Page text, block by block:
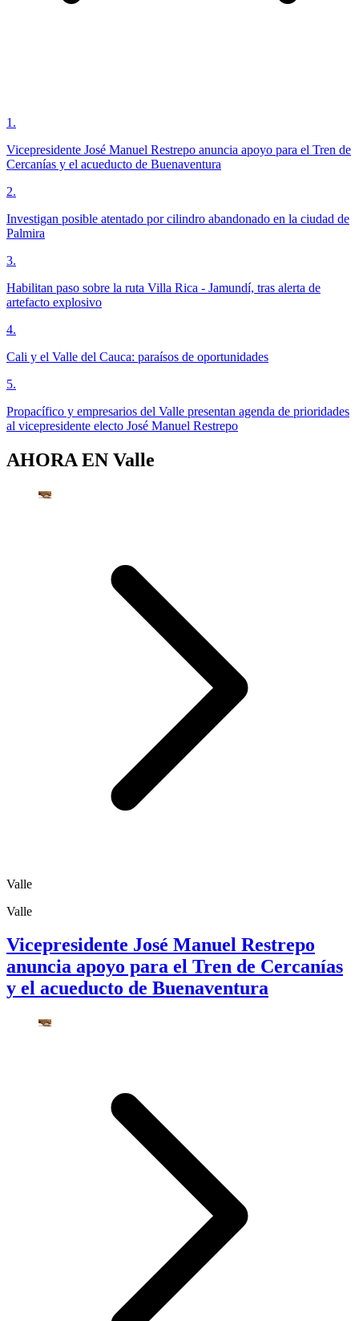
1 .
Vicepresidente José Manuel Restrepo anuncia apoyo para el Tren de
Cercanías y el acueducto de Buenaventura
2.
Investigan posible atentado por cilindro abandonado en la ciudad de
Palmira
3.
Habilitan paso sobre la ruta Villa Rica - Jamundí, tras alerta de
artefacto explosivo
4.
Cali y el Valle del Cauca: paraísos de oportunidades
5.
Propacífico y empresarios del Valle presentan agenda de prioridades
al vicepresidente electo José Manuel Restrepo
AHORA EN Valle
Valle
Valle
Vicepresidente José Manuel Restrepo
anuncia apoyo para el Tren de Cercanías
y el acueducto de Buenaventura